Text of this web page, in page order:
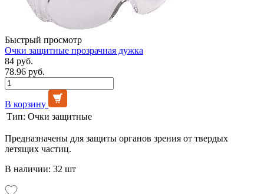
Быстрый просмотр
Очки защитные прозрачная дужка
84 руб.
78.96 руб.
В корзину
Тип: Очки защитные
Предназначены для защиты органов зрения от твердых
летящих частиц.
В наличии: 32 шт